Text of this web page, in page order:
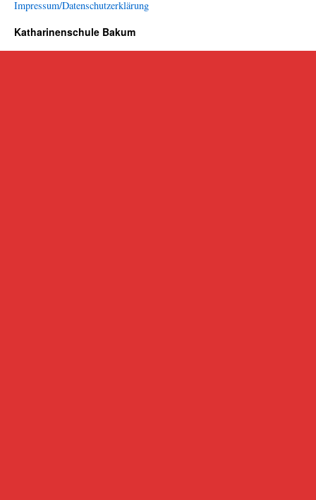
Impressum/Datenschutzerklärung
Katharinenschule Bakum